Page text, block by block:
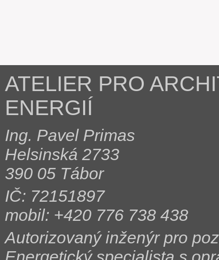
ATELIER PRO
ENERGIÍ
Ing. Pavel Primas
Helsinská 2733
390 05 Tábor
IČ: 72151897
mobil: +420 776 738 438
Autorizovaný inženýr pro